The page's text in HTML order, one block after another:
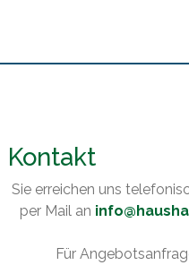
Kontakt
Sie erreichen uns
per Mail an
Für